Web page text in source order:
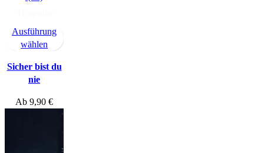
Ausführung
wählen
Sicher bist du
nie
Ab 9,90 €